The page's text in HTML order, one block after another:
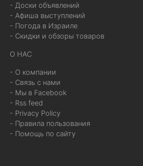
- Доски объявлений
- Афиша выступлений
- Погода в Израиле
- Скидки и обзоры товаров
О НАС
- О компании
- Связь с нами
- Мы в Facebook
- Rss feed
- Privacy Policy
- Правила пользования
- Помощь по сайту